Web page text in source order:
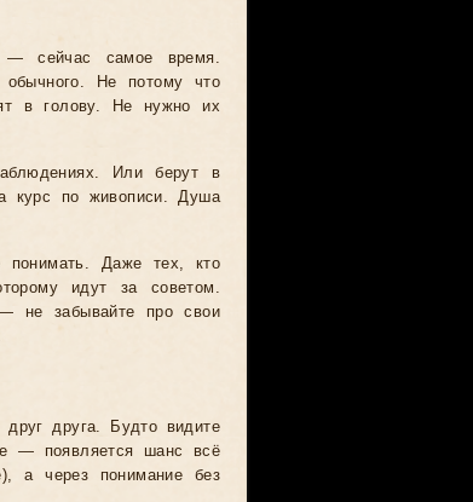
— сейчас самое время.
Не потому что
в голову. Не нужно их
Или берут в
курс по живописи. Душа
Даже тех, кто
идут за советом.
не забывайте про свои
друг друга. Будто видите
— появляется шанс всё
а через понимание без